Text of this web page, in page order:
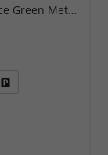
Experience Green Metallic